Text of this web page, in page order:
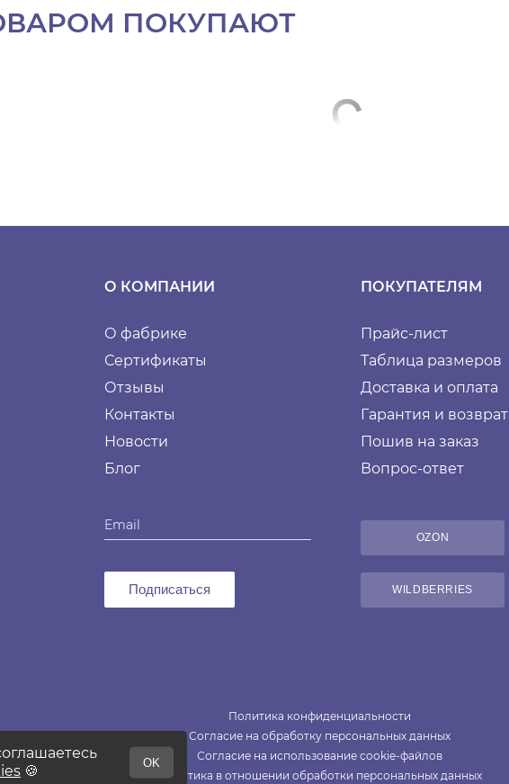
ПОКУПАЮТ
О КОМПАНИИ
О фабрике
Сертификаты
Отзывы
Контакты
Новости
Блог
Подписаться
ПОКУПАТЕЛЯМ
Прайс-лист
Таблица размеров
Доставка и оплата
Гарантия и возврат
Пошив на заказ
Вопрос-ответ
OZON
WILDBERRIES
Политика конфиденциальности
Согласие на обработку персональных данных
Согласие на использование cookie-файлов
Политика в отношении обработки персональных данных